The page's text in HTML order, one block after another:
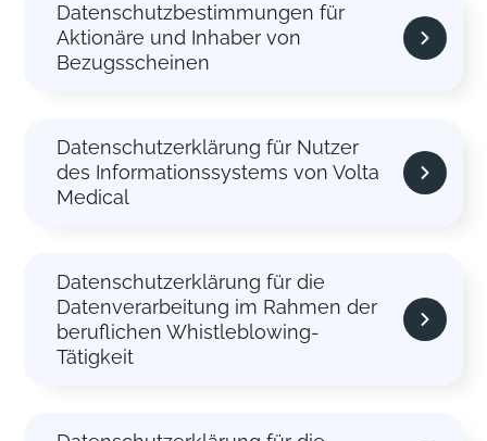
Datenschutzbestimmungen für
Aktionäre und Inhaber von
Bezugsscheinen
Datenschutzerklärung für Nutzer
des Informationssystems von Volta
Medical
Datenschutzerklärung für die
Datenverarbeitung im Rahmen der
beruflichen Whistleblowing-
Tätigkeit